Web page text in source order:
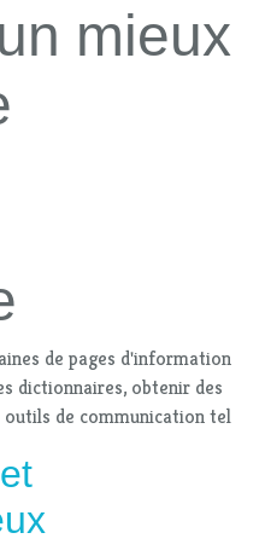
mieux
de pages d'information
dictionnaires, obtenir des
de communication tel